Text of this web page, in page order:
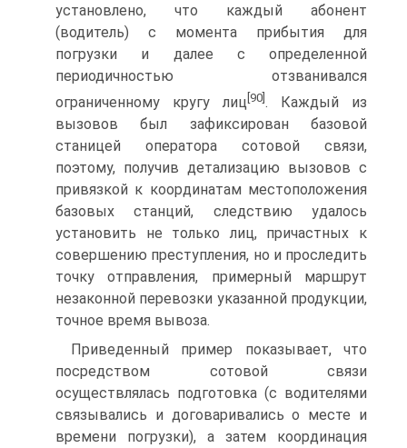
установлено, что каждый абонент
(водитель) с момента прибытия для
погрузки и далее с определенной
периодичностью отзванивался
ограниченному кругу лиц [90]. Каждый из
вызовов был зафиксирован базовой
станицей оператора сотовой связи,
поэтому, получив детализацию вызовов с
привязкой к координатам местоположения
базовых станций, следствию удалось
установить не только лиц, причастных к
совершению преступления, но и проследить
точку отправления, примерный маршрут
незаконной перевозки указанной продукции,
точное время вывоза.
Приведенный пример показывает, что
посредством сотовой связи
осуществлялась подготовка (с водителями
связывались и договаривались о месте и
времени погрузки), а затем координация